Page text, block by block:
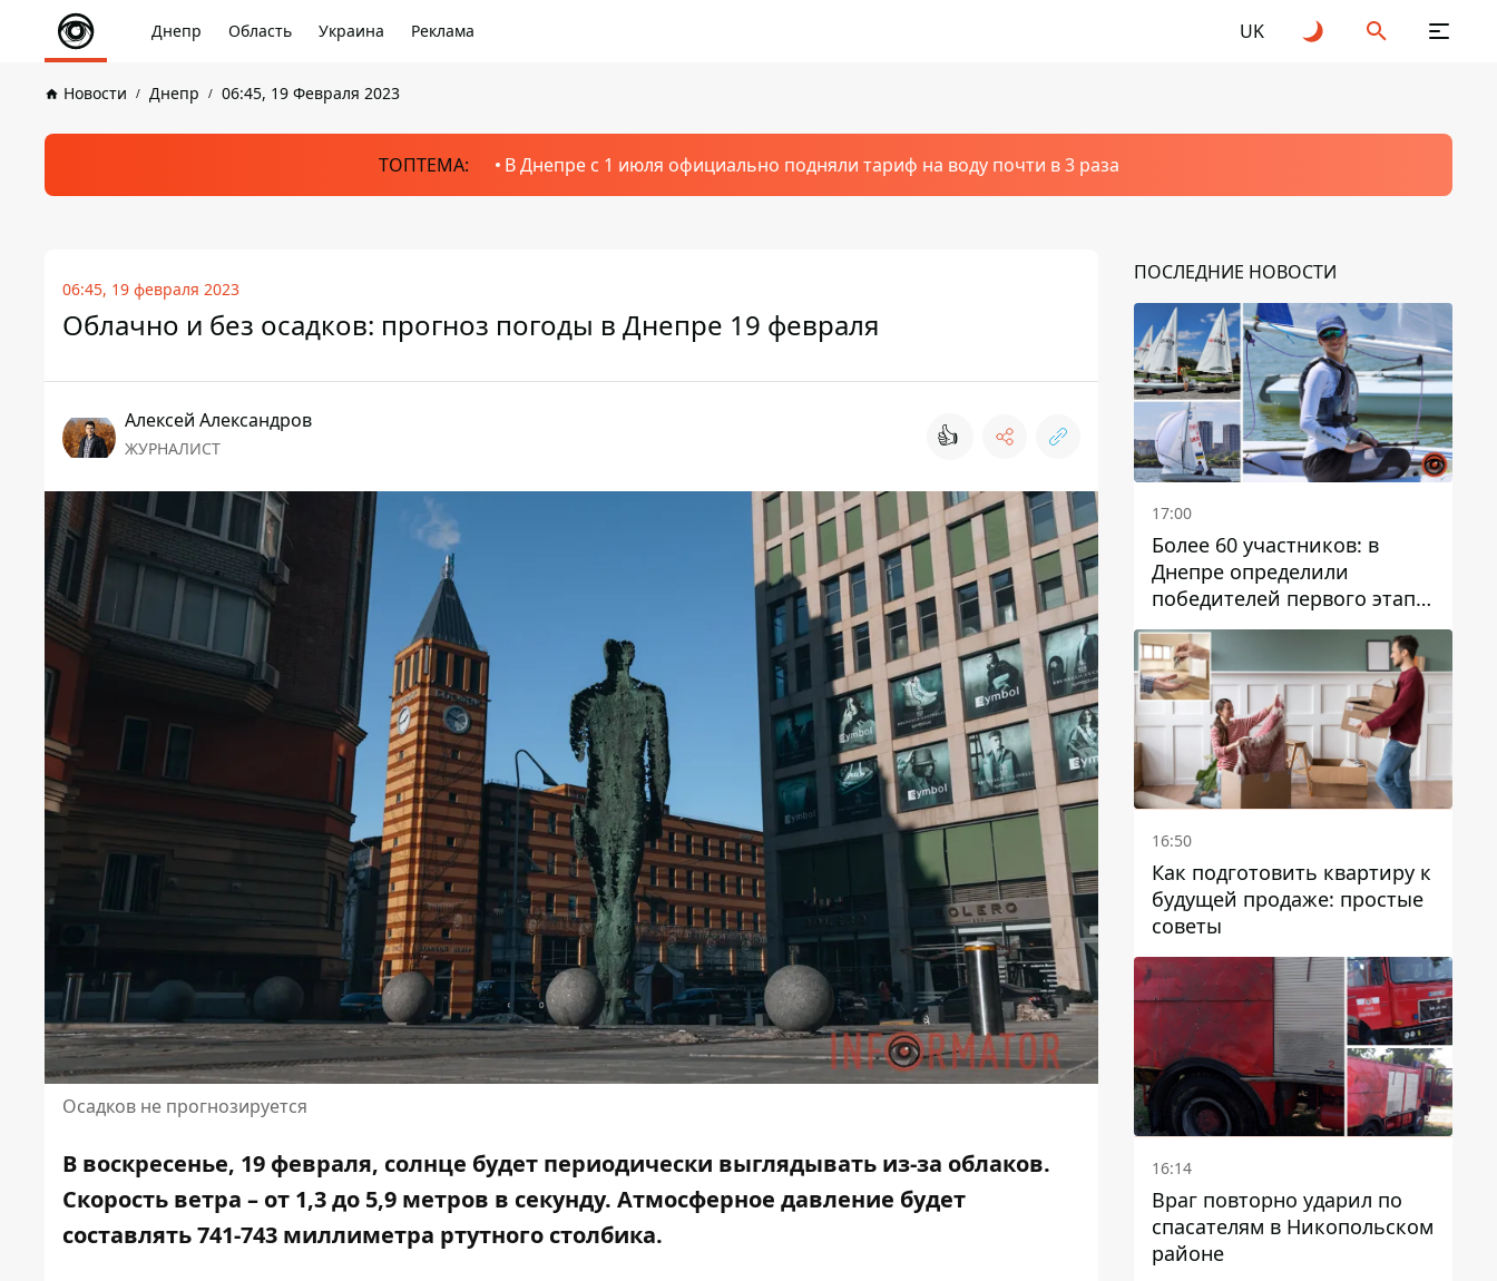
Днепр Область Украина Реклама UK
Новости Днепр 06:45, 19 Февраля 2023
ТОПТЕМА: В Днепре с 1 июля официально подняли тариф на воду почти в 3 раза
06:45, 19 февраля 2023
Облачно и без осадков: прогноз погоды в Днепре 19 февраля
Алексей Александров
ЖУРНАЛИСТ 👍
Осадков не прогнозируется
В воскресенье, 19 февраля, солнце будет периодически выглядывать из-за облаков.
Скорость ветра – от 1,3 до 5,9 метров в секунду. Атмосферное давление будет
составлять741-743 миллиметра ртутного столбика.
ПОСЛЕДНИЕ НОВОСТИ
17:00
Более 60 участников: в
Днепре определили
победителей первого этапа
Кубка Украины по
парусному спорту
16:50
Как подготовить квартиру к
будущей продаже: простые
советы
16:14
Враг повторно ударил по
спасателям в Никопольском
районе